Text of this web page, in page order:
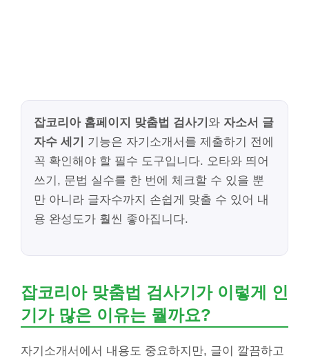
잡코리아 홈페이지 맞춤법 검사기 와 자소서 글
자수 세기
기능은 자기소개서를 제출하기 전에
꼭 확인해야 할 필수 도구입니다. 오타와 띄어
쓰기, 문법 실수를 한 번에 체크할 수 있을 뿐
만 아니라 글자수까지 손쉽게 맞출 수 있어 내
용 완성도가 훨씬 좋아집니다.
잡코리아 맞춤법 검사기가 이렇게 인
기가 많은 이유는 뭘까요?
자기소개서에서 내용도 중요하지만, 글이 깔끔하고